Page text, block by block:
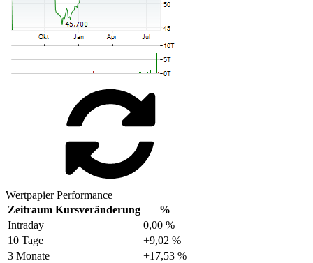
Wertpapier Performance
Zeitraum Kursveränderung
%
Intraday
0,00 %
10 Tage
+9,02 %
3 Monate
+17,53 %